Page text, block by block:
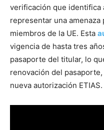
verificación que identifica
representar una
miembros de la UE. Esta
vigencia de hasta tres
pasaporte del titular, lo
renovación del
nueva autorización ETIAS.